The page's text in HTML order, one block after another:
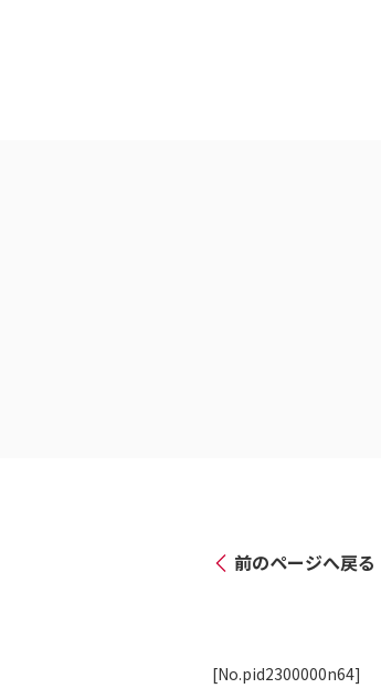
前のページへ戻る
[No.pid2300000n64]